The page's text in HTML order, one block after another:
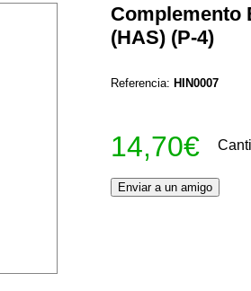
Complemento
(HAS) (P-4)
Referencia: HIN0007
14,70€